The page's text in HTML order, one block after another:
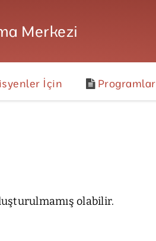
Merkezi
İçin Programlar
olabilir.